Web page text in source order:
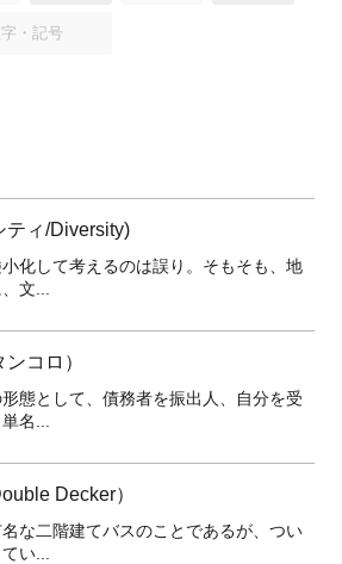
・記号
ティ/Diversity)
化して考えるのは誤り。そもそも、地
文...
コロ）
態として、債務者を振出人、自分を受
名...
Decker）
な二階建てバスのことであるが、つい
い...